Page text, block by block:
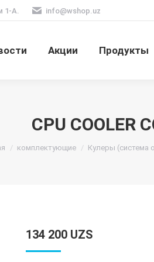
1-А. info@wshop.uz
Акции Продукты
CPU COOLER
комплектующие Кулеры (система
134 200 UZS